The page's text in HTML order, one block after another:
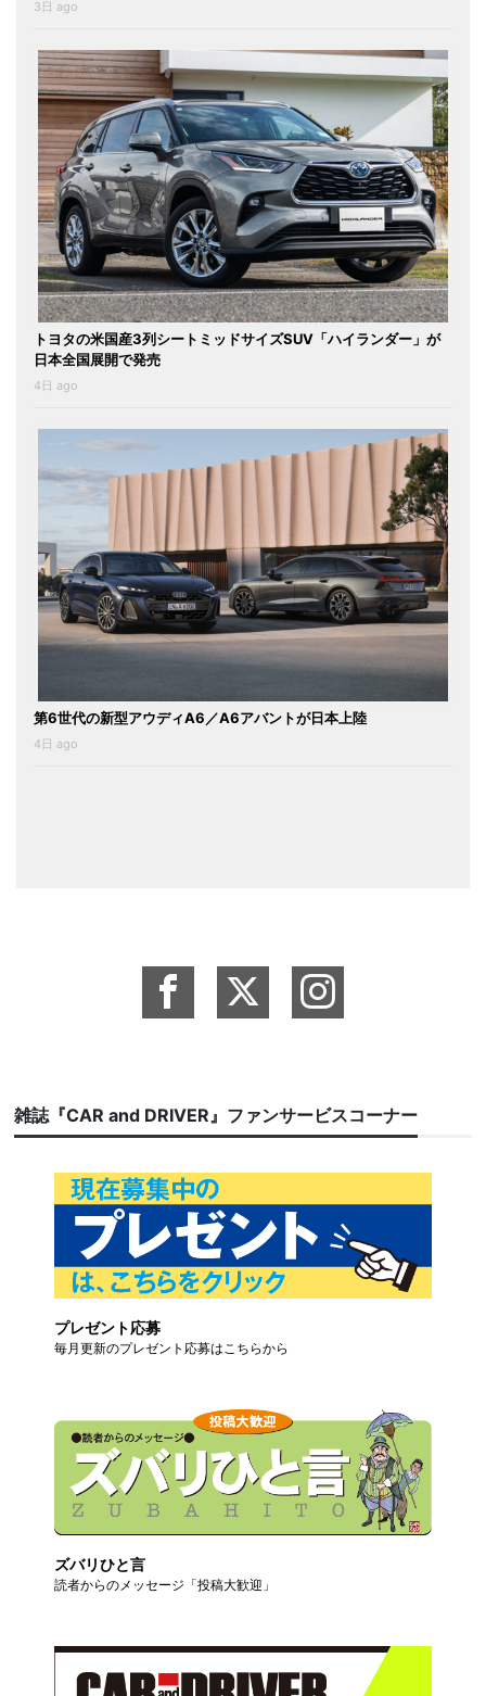
3日 ago
トヨタの米国産3列シートミッドサイズSUV「ハイランダー」が
日本全国展開で発売
4日 ago
第6世代の新型アウディA6／A6アバントが日本上陸
4日 ago
雑誌『CAR and DRIVER』ファンサービスコーナー
プレゼント応募
毎月更新のプレゼント応募はこちらから
ズバリひと言
読者からのメッセージ「投稿大歓迎」